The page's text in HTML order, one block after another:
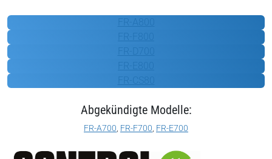
Mitsubishi Electric
Abgekündigte Modelle:
FR-A700, FR-F700, FR-E700